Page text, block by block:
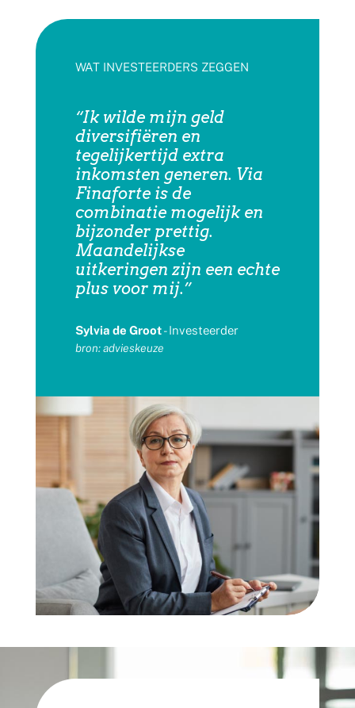
WAT INVESTEERDERS ZEGGEN
“Ik wilde mijn geld
diversifiëren en
tegelijkertijd extra
inkomsten generen. Via
Finaforte is de
combinatie mogelijk en
bijzonder prettig.
Maandelijkse
uitkeringen zijn een echte
plus voor mij.”
Sylvia de Groot- Investeerder
bron: advieskeuze